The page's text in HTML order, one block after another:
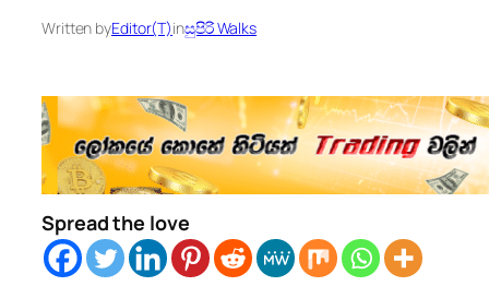
Written byEditor(T)inසුපිරි Walks
Spread the love